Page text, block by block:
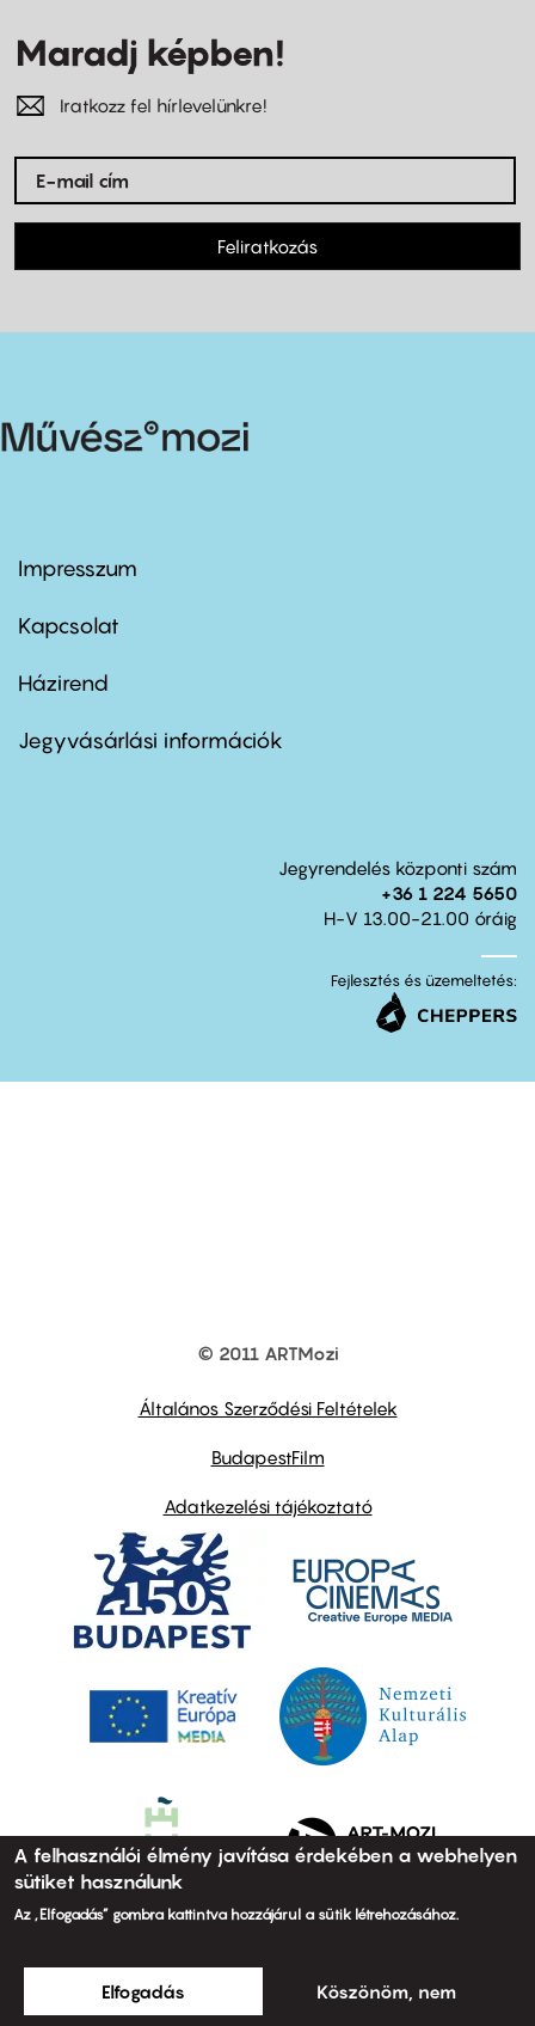
Maradj képben!
Iratkozz fel hírlevelünkre!
Feliratkozás
Footer
first
Impresszum
Kapcsolat
Footer
second
Házirend
Jegyvásárlási információk
Jegyrendelés központi szám
+36 1 224 5650
H-V 13.00-21.00 óráig
Fejlesztés és üzemeltetés:
© 2011 ARTMozi
Általános Szerződési Feltételek
BudapestFilm
Adatkezelési tájékoztató
A felhasználói élmény javítása érdekében a webhelyen
sütiket használunk
Az „Elfogadás” gombra kattintva hozzájárul a sütik létrehozásához.
Elfogadás Köszönöm, nem